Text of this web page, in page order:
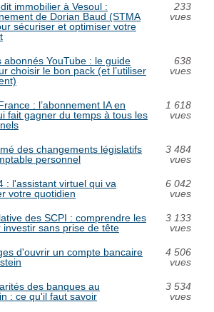
immobilier à Vesoul :
de Dorian Baud (STMA
sécuriser et optimiser votre
233
vues
abonnés YouTube : le guide
choisir le bon pack (et l’utiliser
638
vues
: l’abonnement IA en
fait gagner du temps à tous les
1 618
vues
des changements législatifs
personnel
3 484
vues
: l'assistant virtuel qui va
votre quotidien
6 042
vues
des SCPI : comprendre les
investir sans prise de tête
3 133
vues
d'ouvrir un compte bancaire
4 506
vues
des banques au
: ce qu'il faut savoir
3 534
vues